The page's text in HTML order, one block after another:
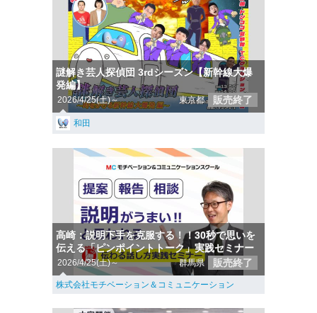
謎解き芸人探偵団 3rdシーズン【新幹線大爆
発編】
2026/4/25(土)～ 東京都 販売終了
和田
高崎：説明下手を克服する！！30秒で思いを
伝える「ピンポイントトーク」実践セミナー
2026/4/25(土)～ 群馬県 販売終了
株式会社モチベーション＆コミュニケーション